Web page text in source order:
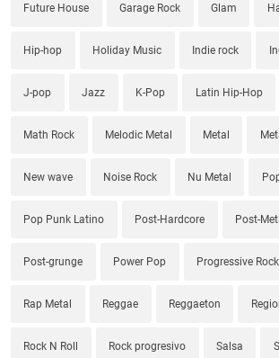
Future House Garage Rock Glam
Hip-hop Holiday Music Indie rock
J-pop Jazz K-Pop Latin Hip-Hop
Math Rock Melodic Metal Metal
New wave Noise Rock Nu Metal
Pop Punk Latino Post-Hardcore Post-
Post-grunge Power Pop Progressive Rock
Rap Metal Reggae Reggaeton
Rock N Roll Rock progresivo Salsa